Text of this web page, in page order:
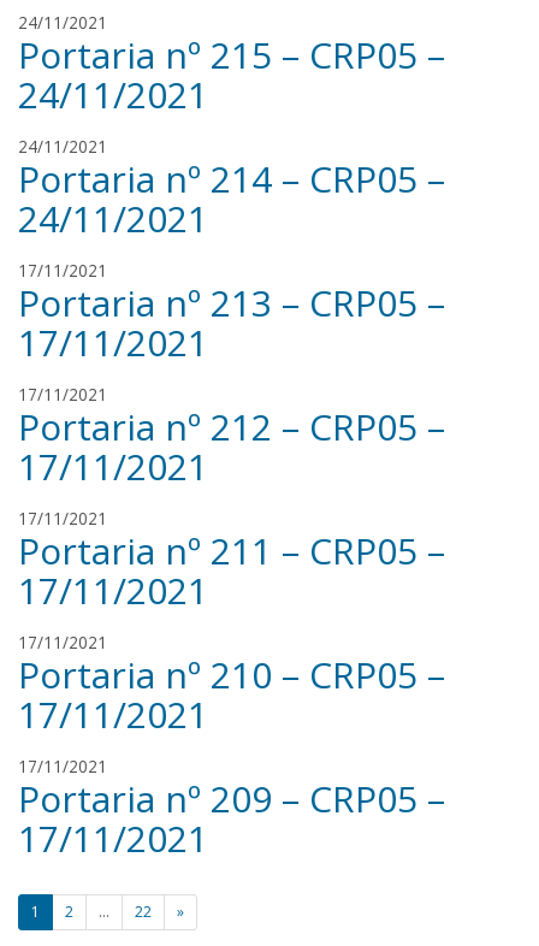
i
v
24/11/2021
e
n
a
i
v
Portaria nº 215 – CRP05 –
24/11/2021
24/11/2021
e
n
a
i
v
Portaria nº 214 – CRP05 –
24/11/2021
17/11/2021
e
n
a
i
v
Portaria nº 213 – CRP05 –
17/11/2021
17/11/2021
e
n
a
i
v
Portaria nº 212 – CRP05 –
17/11/2021
17/11/2021
e
n
a
i
v
Portaria nº 211 – CRP05 –
17/11/2021
17/11/2021
e
n
a
i
v
Portaria nº 210 – CRP05 –
17/11/2021
17/11/2021
e
n
a
s
i
Portaria nº 209 – CRP05 –
17/11/2021
Paginação
1 2 … 22 »